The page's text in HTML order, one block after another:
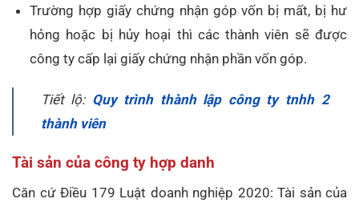
Trường hợp giấy chứng nhận góp vốn bị mất, bị hư
hỏng hoặc bị hủy hoại thì các thành viên sẽ được
công ty cấp lại giấy chứng nhận phần vốn góp.
Tiết lộ: Quy trình thành lập công ty tnhh 2
thành viên
Tài sản của công ty hợp danh
Căn cứ Điều 179 Luật doanh nghiệp 2020: Tài sản của